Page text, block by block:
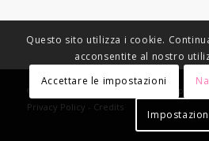
© Copyright - Racing Speed Motor Sport -
Privacy Policy - Credits
Questo sito utilizza i cookie.
acconsentite al nostro
Accettare le impostazioni